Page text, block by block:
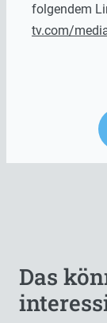
folgendem
tv.com/
Das